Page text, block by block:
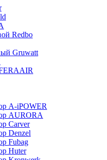
Redbo
Gruwatt
A-iPOWER
AURORA
Carver
Denzel
Fubag
Huter